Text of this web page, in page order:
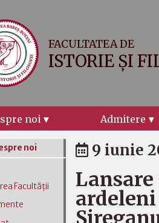
FACULTATEA DE
ISTORIE ȘI
noi Admitere
9 iunie
noi
Facultății